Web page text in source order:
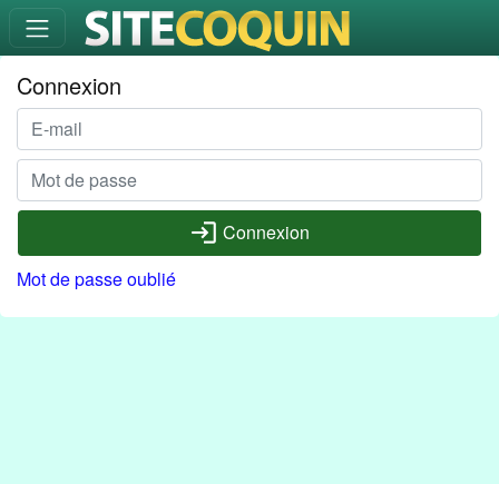
Connexion
login Connexion
Mot de passe oublié